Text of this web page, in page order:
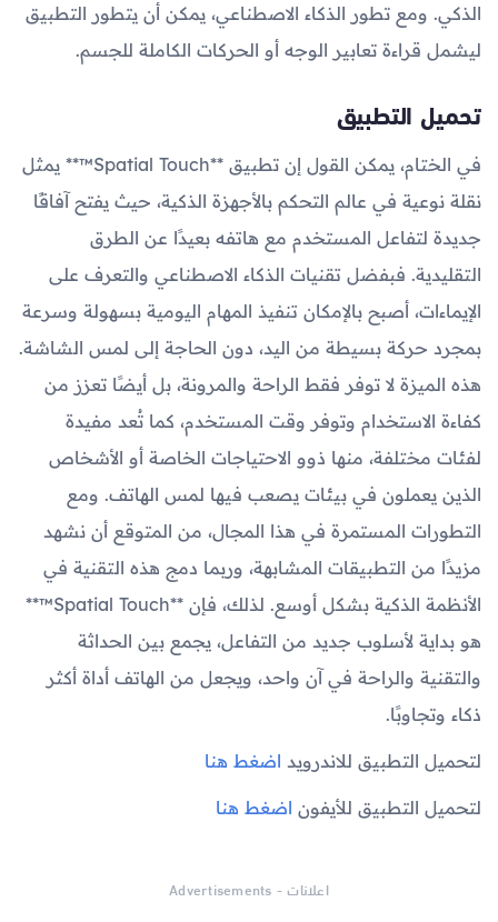
الذكي. ومع تطور الذكاء الاصطناعي، يمكن أن يتطور التطبيق
ليشمل قراءة تعابير الوجه أو الحركات الكاملة للجسم.
تحميل التطبيق
في الختام، يمكن القول إن تطبيق **Spatial Touch™** يمثل
نقلة نوعية في عالم التحكم بالأجهزة الذكية، حيث يفتح آفاقًا
جديدة لتفاعل المستخدم مع هاتفه بعيدًا عن الطرق
التقليدية. فبفضل تقنيات الذكاء الاصطناعي والتعرف على
الإيماءات، أصبح بالإمكان تنفيذ المهام اليومية بسهولة وسرعة
بمجرد حركة بسيطة من اليد، دون الحاجة إلى لمس الشاشة.
هذه الميزة لا توفر فقط الراحة والمرونة، بل أيضًا تعزز من
كفاءة الاستخدام وتوفر وقت المستخدم، كما تُعد مفيدة
لفئات مختلفة، منها ذوو الاحتياجات الخاصة أو الأشخاص
الذين يعملون في بيئات يصعب فيها لمس الهاتف. ومع
التطورات المستمرة في هذا المجال، من المتوقع أن نشهد
مزيدًا من التطبيقات المشابهة، وربما دمج هذه التقنية في
الأنظمة الذكية بشكل أوسع. لذلك، فإن **Spatial Touch™**
هو بداية لأسلوب جديد من التفاعل، يجمع بين الحداثة
والتقنية والراحة في آن واحد، ويجعل من الهاتف أداة أكثر
ذكاء وتجاوبًا.
لتحميل التطبيق للاندرويد اضغط هنا
لتحميل التطبيق للأيفون اضغط هنا
اعلانات - Advertisements